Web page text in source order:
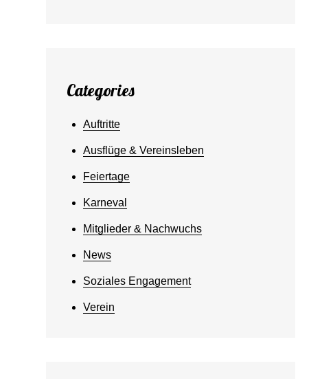
Categories
Auftritte
Ausflüge & Vereinsleben
Feiertage
Karneval
Mitglieder & Nachwuchs
News
Soziales Engagement
Verein